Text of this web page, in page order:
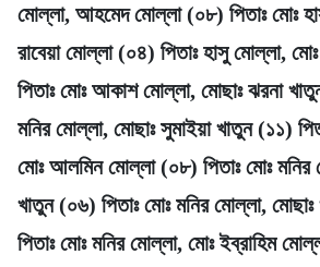
মোল্লা, আহমেদ মোল্লা (০৮) পিতাঃ মোঃ
রাবেয়া মোল্লা (০৪) পিতাঃ হাসু মোল্লা,
পিতাঃ মোঃ আকাশ মোল্লা, মোছাঃ ঝরনা
মনির মোল্লা, মোছাঃ সুমাইয়া খাতুন (১১)
মোঃ আলমিন মোল্লা (০৮) পিতাঃ মোঃ মনির
খাতুন (০৬) পিতাঃ মোঃ মনির মোল্লা,
পিতাঃ মোঃ মনির মোল্লা, মোঃ ইব্রাহিম